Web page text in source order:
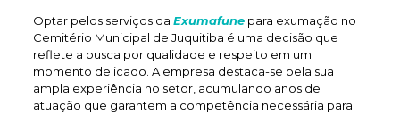
Optar pelos serviços da Exumafunepara exumação no
Cemitério Municipal de Juquitiba é uma decisão que
reflete a busca por qualidade e respeito em um
momento delicado. A empresa destaca-se pela sua
ampla experiência no setor, acumulando anos de
atuação que garantem a competência necessária para